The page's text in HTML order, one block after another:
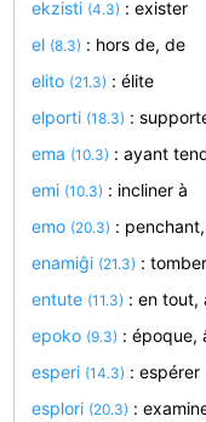
ekzisti (4.3) : exister
el (8.3) : hors de, de
elito (21.3) : élite
elporti (18.3) :
ema (10.3) : ayant
emi (10.3) : incliner à
emo (20.3) :
enamiĝi (21.3) :
entute (11.3) : en tout,
epoko (9.3) : époque,
esperi (14.3) : espérer
esplori (20.3) :